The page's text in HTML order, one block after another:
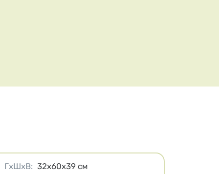
Характеристики
ГхШхВ: 32х60х39 см